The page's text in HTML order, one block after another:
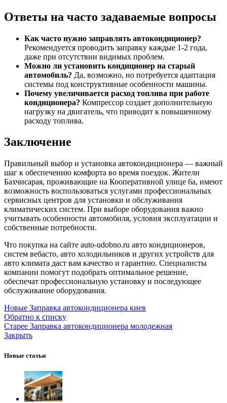
Ответы на часто задаваемые вопросы
Как часто нужно заправлять автокондиционер?
Рекомендуется проводить заправку каждые 1-2 года,
даже при отсутствии видимых проблем.
Можно ли установить кондиционер на старый
автомобиль? Да, возможно, но потребуется адаптация
системы под конструктивные особенности машины.
Почему увеличивается расход топлива при работе
кондиционера? Компрессор создает дополнительную
нагрузку на двигатель, что приводит к повышенному
расходу топлива.
Заключение
Правильный выбор и установка автокондиционера — важный
шаг к обеспечению комфорта во время поездок. Жители
Бахчисарая, проживающие на Кооперативной улице 6а, имеют
возможность воспользоваться услугами профессиональных
сервисных центров для установки и обслуживания
климатических систем. При выборе оборудования важно
учитывать особенности автомобиля, условия эксплуатации и
собственные потребности.
Что покупка на сайте auto-udobno.ru авто кондиционеров,
систем вебасто, авто холодильников и других устройств для
авто климата даст вам качество и гарантию. Специалисты
компании помогут подобрать оптимальное решение,
обеспечат профессиональную установку и последующее
обслуживание оборудования.
Новые Заправка автокондиционера киев
Обратно к списку
Старее Заправка автокондиционера молодежная
Закрыть
Новые статьи